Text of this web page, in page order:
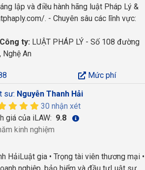
lập và điều hành hãng luật Pháp Lý &
. - Chuyên sâu các lĩnh vực:
ty: LUẬT PHÁP LÝ - Số 108 đường
Nghệ An
Mức phí
sư: Nguyễn Thanh Hải
30 nhận xét
giá của iLAW: 9.8
kinh nghiệm
HảiLuật gia • Trọng tài viên thương mại •